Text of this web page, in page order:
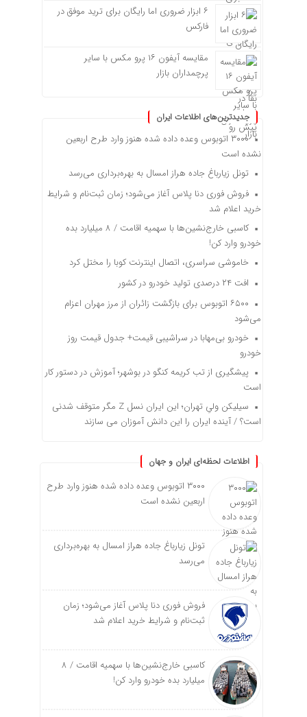
۶ ابزار ضروری اما رایگان برای ترید موفق در
فارکس
مقایسه آیفون ۱۶ پرو مکس با سایر
پرچمداران بازار
جدیدترین‌های اطلاعات ایران
۳۰۰۰ اتوبوس وعده داده شده هنوز وارد طرح اربعین
نشده است
تونل زیارباغ جاده هراز امسال به بهره‌برداری می‌رسد
فروش فوری دنا پلاس آغاز می‌شود؛ زمان ثبت‌نام و شرایط
خرید اعلام شد
کاسبی خارج‌نشین‌ها با سهمیه اقامت / ۸ میلیارد بده
خودرو وارد کن!
خاموشی سراسری، اتصال اینترنت کوبا را مختل کرد
افت ۲۴ درصدی تولید خودرو در کشور
۶۵۰۰ اتوبوس برای بازگشت زائران از مرز مهران اعزام
می‌شود
خودرو بی‌مهابا در سراشیبی قیمت+ جدول قیمت روز
خودرو
پیشگیری از تب کریمه کنگو در بوشهر؛ آموزش در دستور کار
است
سیلیکن ولیِ تهران؛ این ایران نسل Z مگر متوقف شدنی
است؟ / آینده ایران را این دانش آموزان می سازند
اطلاعات لحظه‌ای ایران و جهان
۳۰۰۰ اتوبوس وعده داده شده هنوز وارد طرح
اربعین نشده است
تونل زیارباغ جاده هراز امسال به بهره‌برداری
می‌رسد
فروش فوری دنا پلاس آغاز می‌شود؛ زمان
ثبت‌نام و شرایط خرید اعلام شد
کاسبی خارج‌نشین‌ها با سهمیه اقامت / ۸
میلیارد بده خودرو وارد کن!